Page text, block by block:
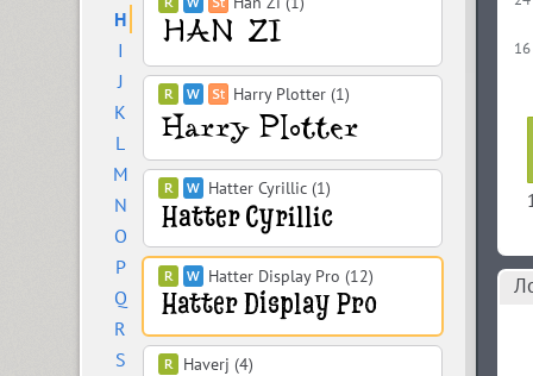
H
I
J
K
L
M
N
O
P
Q
R
S
Harry Plotter (1)
Hatter Cyrillic (1)
Hatter Display Pro (12)
Haverj (4)